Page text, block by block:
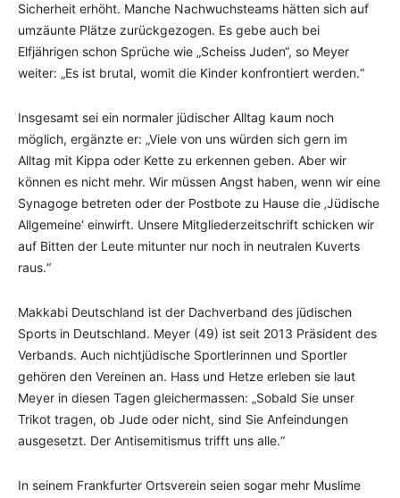
Sicherheit erhöht. Manche Nachwuchsteams hätten sich auf
umzäunte Plätze zurückgezogen. Es gebe auch bei
Elfjährigen schon Sprüche wie „Scheiss Juden“, so Meyer
weiter: „Es ist brutal, womit die Kinder konfrontiert werden.“
Insgesamt sei ein normaler jüdischer Alltag kaum noch
möglich, ergänzte er: „Viele von uns würden sich gern im
Alltag mit Kippa oder Kette zu erkennen geben. Aber wir
können es nicht mehr. Wir müssen Angst haben, wenn wir eine
Synagoge betreten oder der Postbote zu Hause die ‚Jüdische
Allgemeine‘ einwirft. Unsere Mitgliederzeitschrift schicken wir
auf Bitten der Leute mitunter nur noch in neutralen Kuverts
raus.“
Makkabi Deutschland ist der Dachverband des jüdischen
Sports in Deutschland. Meyer (49) ist seit 2013 Präsident des
Verbands. Auch nichtjüdische Sportlerinnen und Sportler
gehören den Vereinen an. Hass und Hetze erleben sie laut
Meyer in diesen Tagen gleichermassen: „Sobald Sie unser
Trikot tragen, ob Jude oder nicht, sind Sie Anfeindungen
ausgesetzt. Der Antisemitismus trifft uns alle.“
In seinem Frankfurter Ortsverein seien sogar mehr Muslime